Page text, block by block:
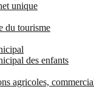
unique
du tourisme
des enfants
agricoles,